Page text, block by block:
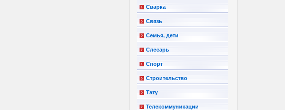
Сварка
Связь
Семья, дети
Слесарь
Спорт
Строительство
Тату
Телекоммуникации